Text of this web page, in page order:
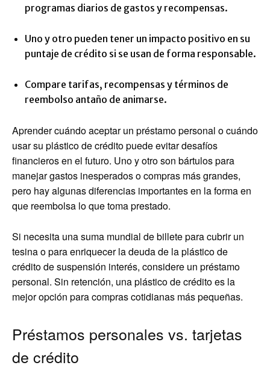
programas diarios de gastos y recompensas.
Uno y otro pueden tener un impacto positivo en su
puntaje de crédito si se usan de forma responsable.
Compare tarifas, recompensas y términos de
reembolso antaño de animarse.
Aprender cuándo aceptar un préstamo personal o cuándo
usar su plástico de crédito puede evitar desafíos
financieros en el futuro. Uno y otro son bártulos para
manejar gastos inesperados o compras más grandes,
pero hay algunas diferencias importantes en la forma en
que reembolsa lo que toma prestado.
Si necesita una suma mundial de billete para cubrir un
tesina o para enriquecer la deuda de la plástico de
crédito de suspensión interés, considere un préstamo
personal. Sin retención, una plástico de crédito es la
mejor opción para compras cotidianas más pequeñas.
Préstamos personales vs. tarjetas
de crédito